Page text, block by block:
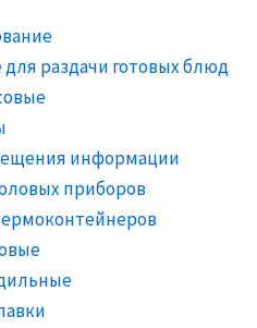
раздачи готовых блюд
информации
приборов